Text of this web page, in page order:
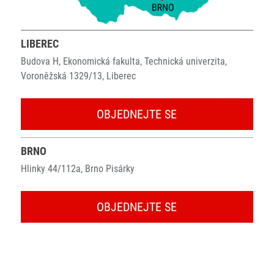
LIBEREC
Budova H, Ekonomická fakulta, Technická univerzita,
Voroněžská 1329/13, Liberec
OBJEDNEJTE SE
BRNO
Hlinky 44/112a, Brno Pisárky
OBJEDNEJTE SE